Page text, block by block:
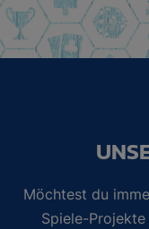
Möchtest du
Spiele-